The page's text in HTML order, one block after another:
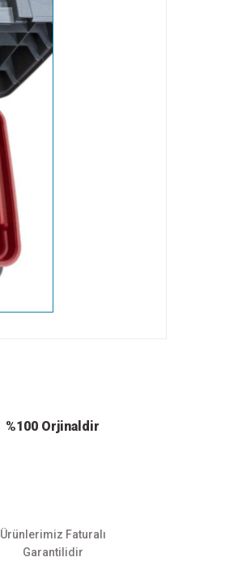
%100 Orjinaldir
Ürünlerimiz Faturalı
Garantilidir